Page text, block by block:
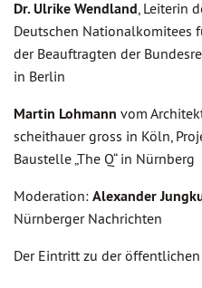
Dr. Ulrike Wendland, Leiterin
Deutschen Nationalkomitees
der Beauftragten der
in Berlin
Martin Lohmann vom
scheithauer gross in Köln,
Baustelle „The Q“ in Nürnberg
Moderation: Alexander
Nürnberger Nachrichten
Der Eintritt zu der